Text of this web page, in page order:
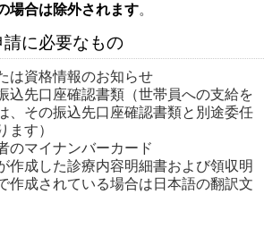
場合は除外されます。
に必要なもの
は資格情報のお知らせ
込先口座確認書類（世帯員への支給を
、その振込先口座確認書類と別途委任
ます）
のマイナンバーカード
作成した診療内容明細書および領収明
作成されている場合は日本語の翻訳文